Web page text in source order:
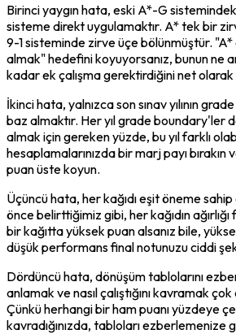
Birinci yaygın hata, eski A*-G sistemindeki
sisteme direkt uygulamaktır. A* tek bir
9-1 sisteminde zirve üçe bölünmüştür.
almak" hedefini koyuyorsanız, bunun ne
kadar ek çalışma gerektirdiğini net olarak
İkinci hata, yalnızca son sınav yılının
baz almaktır. Her yıl grade boundary'ler
almak için gereken yüzde, bu yıl farklı
hesaplamalarınızda bir marj payı
puan üste koyun.
Üçüncü hata, her kağıdı eşit öneme
önce belirttiğimiz gibi, her kağıdın ağırlığı
bir kağıtta yüksek puan alsanız bile,
düşük performans final notunuzu ciddi
Dördüncü hata, dönüşüm tablolarını
anlamak ve nasıl çalıştığını kavramak
Çünkü herhangi bir ham puanı yüzdeye
kavradığınızda, tabloları ezberlemenize